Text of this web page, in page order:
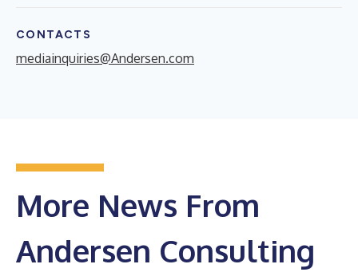
CONTACTS
mediainquiries@Andersen.com
More News From
Andersen Consulting